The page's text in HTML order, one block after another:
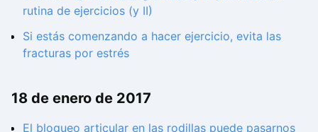
rutina de ejercicios (y II)
Si estás comenzando a hacer ejercicio, evita las
fracturas por estrés
18 de enero de 2017
El bloqueo articular en las rodillas puede pasarnos